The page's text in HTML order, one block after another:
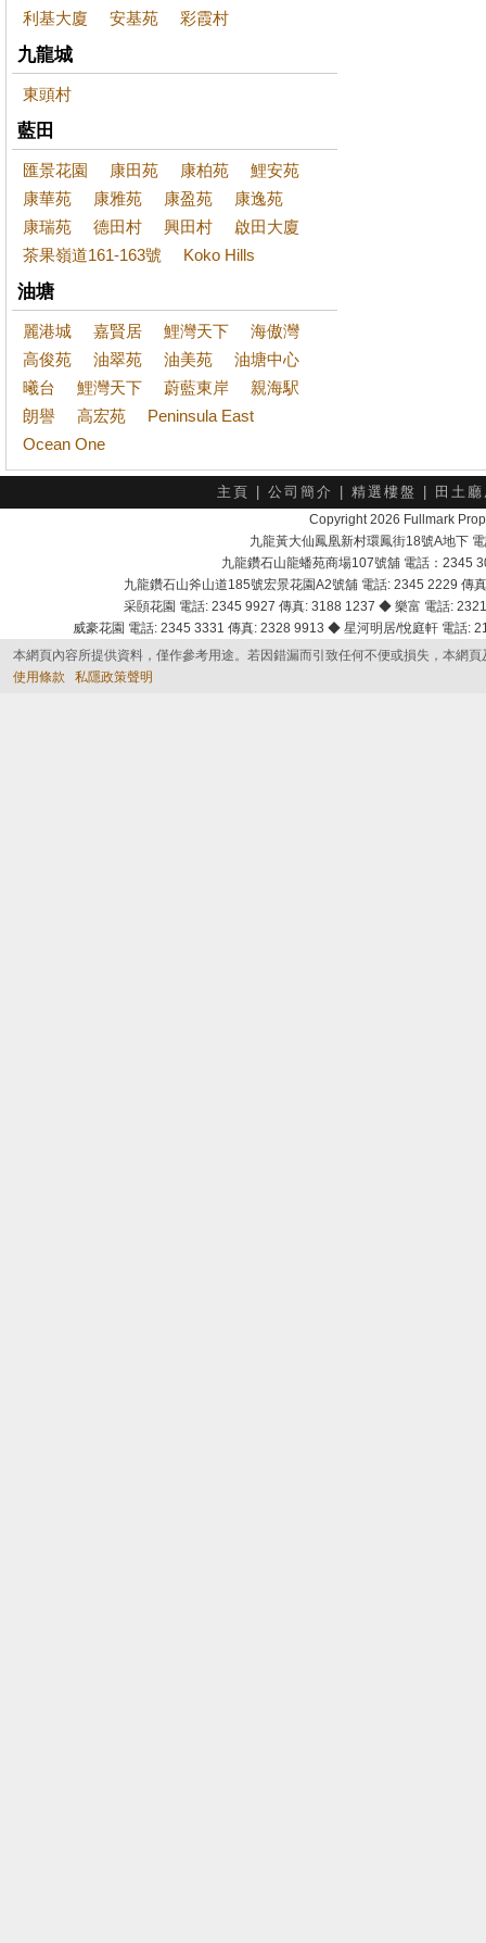
利基大廈 安基苑 彩霞村
九龍城
東頭村
藍田
匯景花園 康田苑 康柏苑
鯉安苑
康華苑
康雅苑 康盈苑
康逸苑
康瑞苑
德田村 興田村
啟田大廈
茶果嶺道161-163號
Koko Hills
油塘
麗港城 嘉賢居 鯉灣天下
海傲灣
高俊苑
油翠苑 油美苑
油塘中心
曦台
鯉灣天下 蔚藍東岸
親海駅
朗譽
高宏苑
Peninsula East
Ocean One
主頁 公司簡介 精選樓盤 田土
Copyright 2026 Fullmark
九龍黃大仙鳳凰新村環鳳街18號A地下
九龍鑽石山龍蟠苑商場107號舖 電話：2345
九龍鑽石山斧山道185號宏景花園A2號舖 電話: 2345 2229
采頣花園 電話: 2345 9927 傳真: 3188 1237 ◆ 樂富 電話:
威豪花園 電話: 2345 3331 傳真: 2328 9913 ◆ 星河明居/悅庭軒 電話
本網頁內容所提供資料，僅作參考用途。若因錯漏而引致任何不便或損失，本網
使用條款
私隱政策聲明